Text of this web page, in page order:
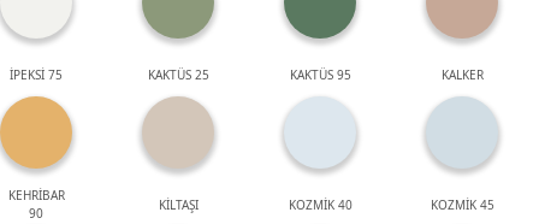
İPEKSİ 75 KAKTÜS 25 KAKTÜS 95 KALKER
KEHRİBAR
90
KİLTAŞI KOZMİK 40 KOZMİK 45